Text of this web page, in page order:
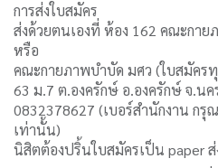
การส่งใบสมัคร
ส่งด้วยตนเองที่ ห้อง 162 คณะกาย
หรือ
คณะกายภาพบำบัด มศว (ใบสมัคร
63 ม.7 ต.องครักษ์ อ.องครักษ์ จ.น
0832378627 (เบอร์สำนักงาน กรุ
เท่านั้น)
นิสิตต้องปริ้นใบสมัครเป็น paper